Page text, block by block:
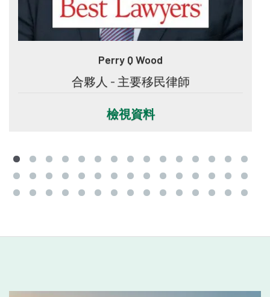
Perry Q Wood
合夥人 - 主要移民律師
檢視資料